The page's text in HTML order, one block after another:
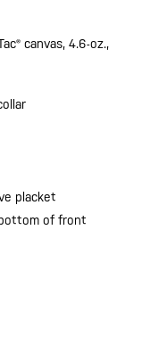
canvas, 4.6-oz.,
placket
bottom of front